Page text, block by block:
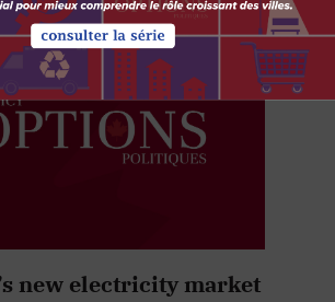
new electricity market